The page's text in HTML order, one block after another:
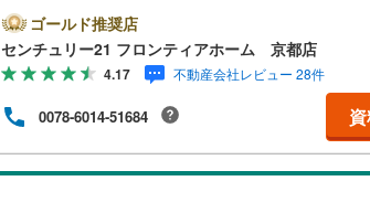
た機能的な間取り・18帖のゆとりあるLDKは
室に複層ガラスを採用し断熱性を向上 立地・
長岡第三中学校まで徒歩約11分 弊社が選ばれ
ァイナンシャルプランナーが資金計画をサポ
きる売却専門チームあり！3.たくさんの銀行
になるように審査が可能！4.物件のお引渡し
ムも弊社のリフォームプランナーがご提案！
際に迅速にサポートいたします弊社は専門家
り多くの知見がございます。お気軽にお問合
ゴールド推奨店
センチュリー21 フロンティアホーム 京都店
4.17 不動産会社レビュー 28件
0078-6014-51684
最寄りの駅が始発駅
間取り、居室全体
吹き抜け （0） バ
二世帯向け（0） 平